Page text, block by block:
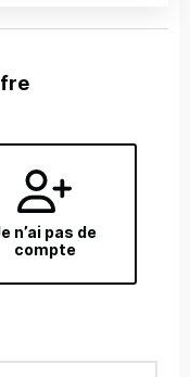
n’ai pas de
compte